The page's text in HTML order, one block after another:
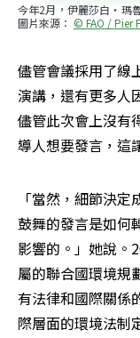
今年2月，伊麗莎白・瑪
圖片來源： © FAO / Pier
儘管會議採用了線
演講，還有更多人
儘管此次會上沒有
導人想要發言，這
「當然，細節決
鼓舞的發言是如何
影響的。」她說。
屬的聯合國環境規
有法律和國際關係
際層面的環境法制